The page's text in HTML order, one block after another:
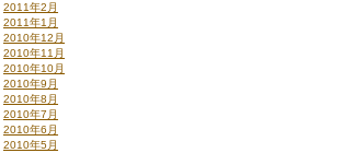
2011年2月
2011年1月
2010年12月
2010年11月
2010年10月
2010年9月
2010年8月
2010年7月
2010年6月
2010年5月